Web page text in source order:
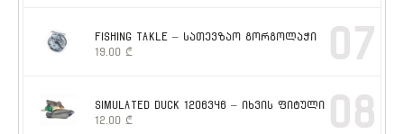
FISHING TAKLE – სათევზაო გორგოლაჭი
19.00 ₾ 07
SIMULATED DUCK 1206346 – იხვის ფიტული
12.00 ₾ 08